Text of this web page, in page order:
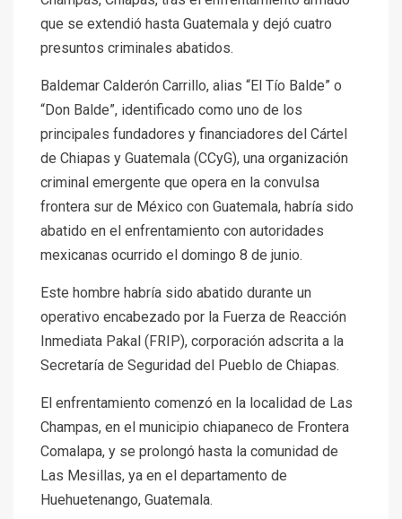
que se extendió hasta Guatemala y dejó cuatro
presuntos criminales abatidos.
Baldemar Calderón Carrillo, alias “El Tío Balde” o
“Don Balde”, identificado como uno de los
principales fundadores y financiadores del Cártel
de Chiapas y Guatemala (CCyG), una organización
criminal emergente que opera en la convulsa
frontera sur de México con Guatemala, habría sido
abatido en el enfrentamiento con autoridades
mexicanas ocurrido el domingo 8 de junio.
Este hombre habría sido abatido durante un
operativo encabezado por la Fuerza de Reacción
Inmediata Pakal (FRIP), corporación adscrita a la
Secretaría de Seguridad del Pueblo de Chiapas.
El enfrentamiento comenzó en la localidad de Las
Champas, en el municipio chiapaneco de Frontera
Comalapa, y se prolongó hasta la comunidad de
Las Mesillas, ya en el departamento de
Huehuetenango, Guatemala.